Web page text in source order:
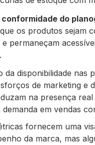
do
os produtos sejam
permaneçam
da disponibilidade nas
de marketing e
na presença
em vendas
fornecem uma
da marca, mas